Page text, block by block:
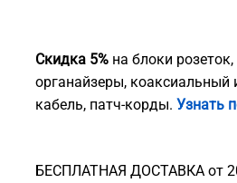
Скидка 5% на блоки
органайзеры, коаксиальный
кабель, патч-корды. Узнать
БЕСПЛАТНАЯ ДОСТАВКА от